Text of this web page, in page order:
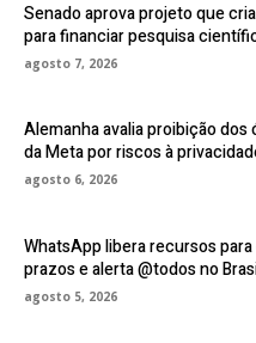
Senado aprova projeto que
para financiar pesquisa
agosto 7, 2026
Alemanha avalia proibição
da Meta por riscos à
agosto 6, 2026
WhatsApp libera recursos
prazos e alerta @todos no
agosto 5, 2026